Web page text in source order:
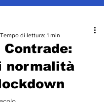
normalità
Tempo di lettura: 1 min